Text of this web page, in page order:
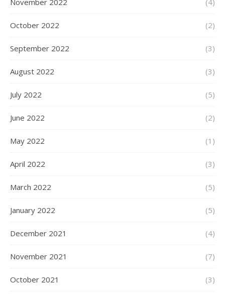
November 2022 (4)
October 2022 (2)
September 2022 (3)
August 2022 (3)
July 2022 (5)
June 2022 (2)
May 2022 (1)
April 2022 (3)
March 2022 (5)
January 2022 (5)
December 2021 (4)
November 2021 (7)
October 2021 (3)